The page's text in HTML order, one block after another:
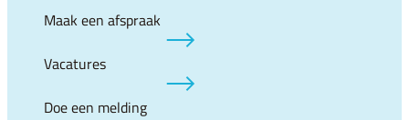
Maak een afspraak
Vacatures
Doe een melding